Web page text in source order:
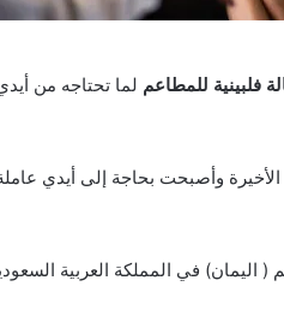
فلبينية للمطاعم لما تحتاجه من
وأصبحت بحاجة إلى أيدي
في المملكة العربية